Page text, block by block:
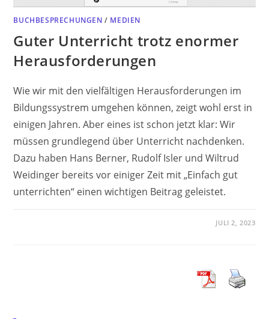
BUCHBESPRECHUNGEN / MEDIEN
Guter Unterricht trotz enormer
Herausforderungen
Wie wir mit den vielfältigen Herausforderungen im
Bildungssystrem umgehen können, zeigt wohl erst in
einigen Jahren. Aber eines ist schon jetzt klar: Wir
müssen grundlegend über Unterricht nachdenken.
Dazu haben Hans Berner, Rudolf Isler und Wiltrud
Weidinger bereits vor einiger Zeit mit „Einfach gut
unterrichten“ einen wichtigen Beitrag geleistet.
JULI 2, 2023